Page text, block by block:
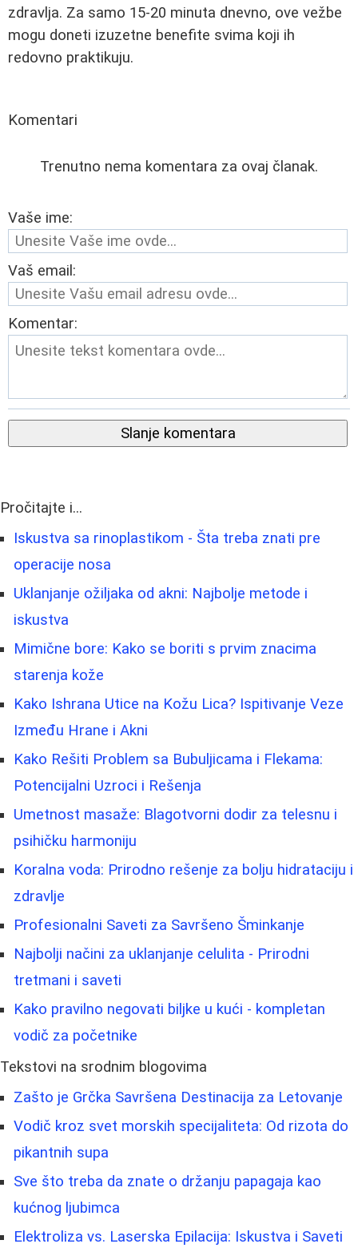
zdravlja. Za samo 15-20 minuta dnevno, ove vežbe
mogu doneti izuzetne benefite svima koji ih
redovno praktikuju.
Komentari
Trenutno nema komentara za ovaj članak.
Vaše ime:
Vaš email:
Komentar:
Slanje komentara
Pročitajte i...
Iskustva sa rinoplastikom - Šta treba znati pre
operacije nosa
Uklanjanje ožiljaka od akni: Najbolje metode i
iskustva
Mimične bore: Kako se boriti s prvim znacima
starenja kože
Kako Ishrana Utice na Kožu Lica? Ispitivanje Veze
Između Hrane i Akni
Kako Rešiti Problem sa Bubuljicama i Flekama:
Potencijalni Uzroci i Rešenja
Umetnost masaže: Blagotvorni dodir za telesnu i
psihičku harmoniju
Koralna voda: Prirodno rešenje za bolju hidrataciju i
zdravlje
Profesionalni Saveti za Savršeno Šminkanje
Najbolji načini za uklanjanje celulita - Prirodni
tretmani i saveti
Kako pravilno negovati biljke u kući - kompletan
vodič za početnike
Tekstovi na srodnim blogovima
Zašto je Grčka Savršena Destinacija za Letovanje
Vodič kroz svet morskih specijaliteta: Od rizota do
pikantnih supa
Sve što treba da znate o držanju papagaja kao
kućnog ljubimca
Elektroliza vs. Laserska Epilacija: Iskustva i Saveti